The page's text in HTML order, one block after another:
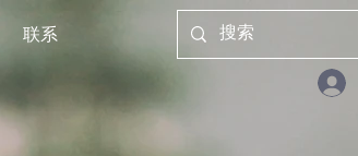
联系